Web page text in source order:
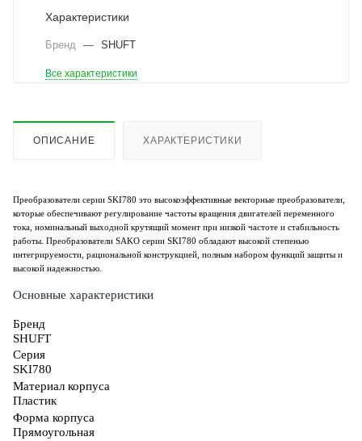
Характеристики
Бренд — SHUFT
Все характеристики
ОПИСАНИЕ ХАРАКТЕРИСТИКИ
Преобразователи серии SKI780 это высокоэффективные векторные преобразователи,
которые обеспечивают регулирование частоты вращения двигателей переменного
тока, номинальный выходной крутящий момент при низкой частоте и стабильность
работы. Преобразователи SAKO серии SKI780 обладают высокой степенью
интегрируемости, рациональной конструкцией, полным набором функций защиты и
высокой надежностью.
Основные характеристики
Бренд
SHUFT
Серия
SKI780
Материал корпуса
Пластик
Форма корпуса
Прямоугольная